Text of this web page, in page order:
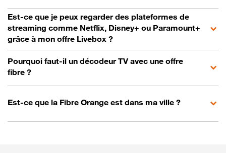
Est-ce que je peux regarder des plateformes de
streaming comme Netflix, Disney+ ou Paramount+
grâce à mon offre Livebox ?
Pourquoi faut-il un décodeur TV avec une offre
fibre ?
Est-ce que la Fibre Orange est dans ma ville ?